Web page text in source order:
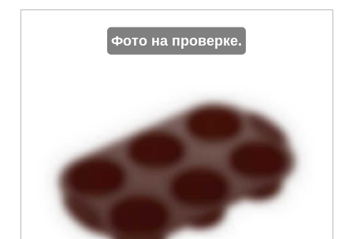
Фото на проверке.